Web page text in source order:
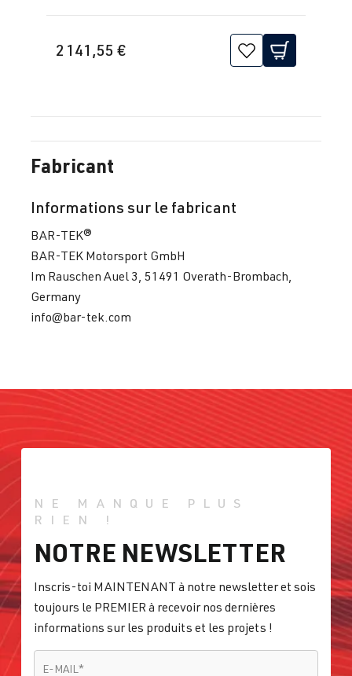
2 141,55 €
Fabricant
Informations sur le fabricant
BAR-TEK®
BAR-TEK Motorsport GmbH
Im Rauschen Auel 3, 51491 Overath-Brombach,
Germany
info@bar-tek.com
NE MANQUE PLUS
RIEN !
NOTRE NEWSLETTER
Inscris-toi MAINTENANT à notre newsletter et sois
toujours le PREMIER à recevoir nos dernières
informations sur les produits et les projets !
E-MAIL *